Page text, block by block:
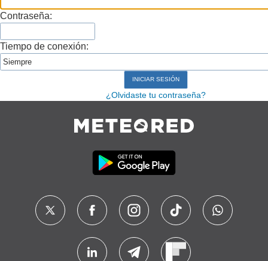
Contraseña:
Tiempo de conexión:
¿Olvidaste tu contraseña?